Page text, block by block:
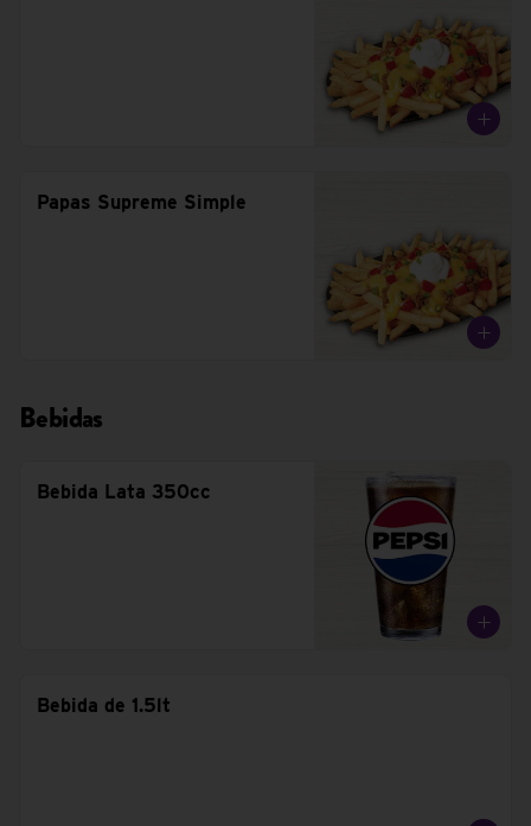
Papas Supreme Simple
Bebidas
Bebida Lata 350cc
Bebida de 1.5lt